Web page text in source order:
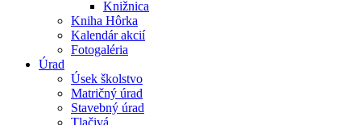
Knižnica
Kniha Hôrka
Kalendár akcií
Fotogaléria
Úrad
Úsek školstvo
Matričný úrad
Stavebný úrad
Tlačivá